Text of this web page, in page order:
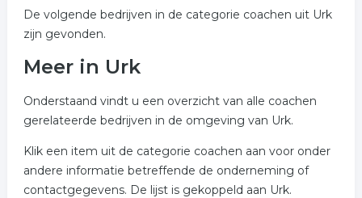
De volgende bedrijven in de categorie coachen uit Urk
zijn gevonden.
Meer in Urk
Onderstaand vindt u een overzicht van alle coachen
gerelateerde bedrijven in de omgeving van Urk.
Klik een item uit de categorie coachen aan voor onder
andere informatie betreffende de onderneming of
contactgegevens. De lijst is gekoppeld aan Urk.